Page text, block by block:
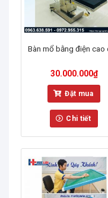
Bàn mổ bằng điện cao
30.000.000₫
Đặt mua
Chi tiết